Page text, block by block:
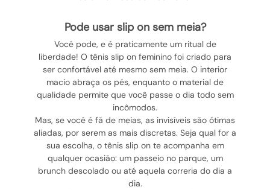
pode usar slip on sem meia?
Você pode, e é praticamente um ritual de
liberdade! O tênis slip on feminino foi criado para
ser confortável até mesmo sem meia. O interior
macio abraça os pés, enquanto o material de
qualidade permite que você passe o dia todo sem
incômodos.
Mas, se você é fã de meias, as invisíveis são ótimas
aliadas, por serem as mais discretas. Seja qual for a
sua escolha, o tênis slip on te acompanha em
qualquer ocasião: um passeio no parque, um
brunch descolado ou até aquela correria do dia a
dia.